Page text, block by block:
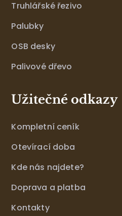
Truhlářské řezivo
Palubky
OSB desky
Palivové dřevo
Užitečné odkazy
Kompletní ceník
Otevírací doba
Kde nás najdete?
Doprava a platba
Kontakty